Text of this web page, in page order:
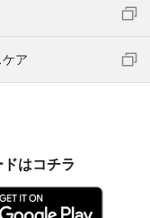
ア
はコチラ